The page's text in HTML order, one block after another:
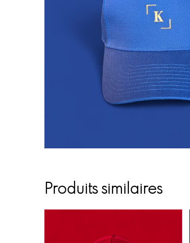
Produits similaires